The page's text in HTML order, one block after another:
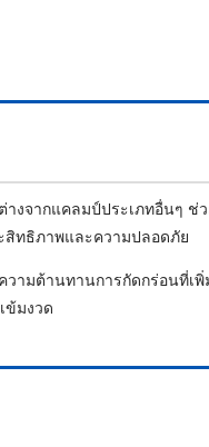
จากแคลมป์ประเภทอื่นๆ ช่
สิทธิภาพและความปลอดภัย
ามต้านทานการกัดกร่อนที่เ
ข้มงวด